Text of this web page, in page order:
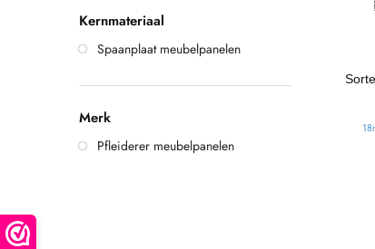
Kernmateriaal
Spaanplaat meubelpanelen
Merk
Pfleiderer meubelpanelen